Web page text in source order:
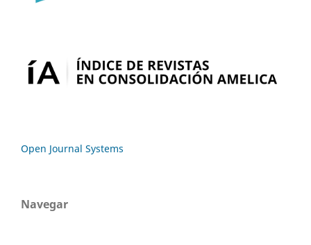
Open Journal Systems
Navegar